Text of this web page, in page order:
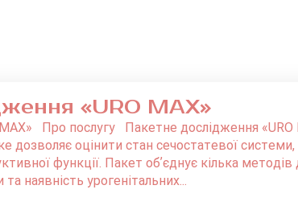
«URO MAX»
Про послугу Пакетне дослідження
дозволяє оцінити стан сечостатевої
функції. Пакет обʼєднує кілька
наявність урогенітальних...